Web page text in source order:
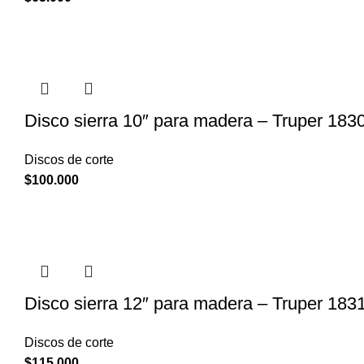
Disco sierra 10″ para madera – Truper
Discos de corte
$100.000
Disco sierra 12″ para madera – Truper
Discos de corte